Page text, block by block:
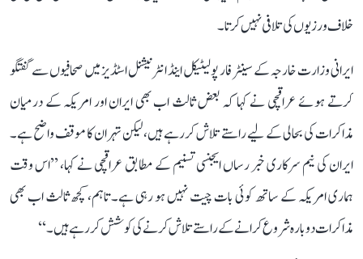
خلاف ورزیوں کی تلافی نہیں کرتا۔
ایرانی وزارت خارجہ کے سینٹر فار پولیٹیکل اینڈ انٹرنیشنل اسٹڈیز میں صحافیوں سے گفتگو
کرتے ہوئے عراقچی نے کہا کہ بعض ثالث اب بھی ایران اور امریکہ کے درمیان
مذاکرات کی بحالی کے لیے راستے تلاش کر رہے ہیں، لیکن تہران کا موقف واضح ہے۔
ایران کی نیم سرکاری خبر رساں ایجنسی تسنیم کے مطابق عراقچی نے کہا، ’’اس وقت
ہماری امریکہ کے ساتھ کوئی بات چیت نہیں ہو رہی ہے۔ تاہم، کچھ ثالث اب بھی
مذاکرات دوبارہ شروع کرانے کے راستے تلاش کرنے کی کوشش کر رہے ہیں۔‘‘